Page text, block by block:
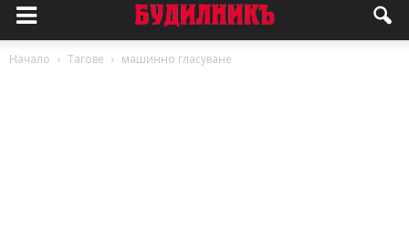
Начало Тагове машинно гласуване